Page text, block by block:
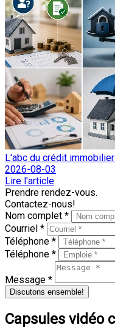
L'abc du crédit immobilier
2026-08-03
Lire l'article
Prendre rendez-vous.
Contactez-nous!
Nom complet *
Courriel *
Téléphone *
Téléphone *
Message *
Discutons ensemble!
Capsules vidéo